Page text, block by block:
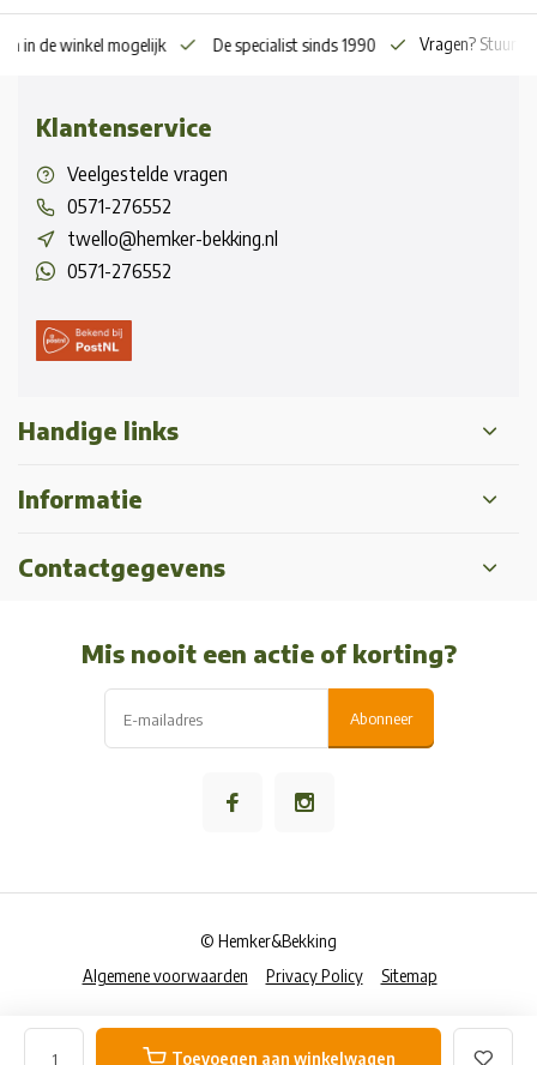
Toevoegen aan winkelwagen
in de winkel mogelijk De specialist sinds 1990 Vragen? Stuur
Klantenservice
Veelgestelde vragen
0571-276552
twello@hemker-bekking.nl
0571-276552
Handige links
Informatie
Contactgegevens
Mis nooit een actie of korting?
Abonneer
Algemene voorwaarden Privacy Policy Sitemap
© Hemker&Bekking